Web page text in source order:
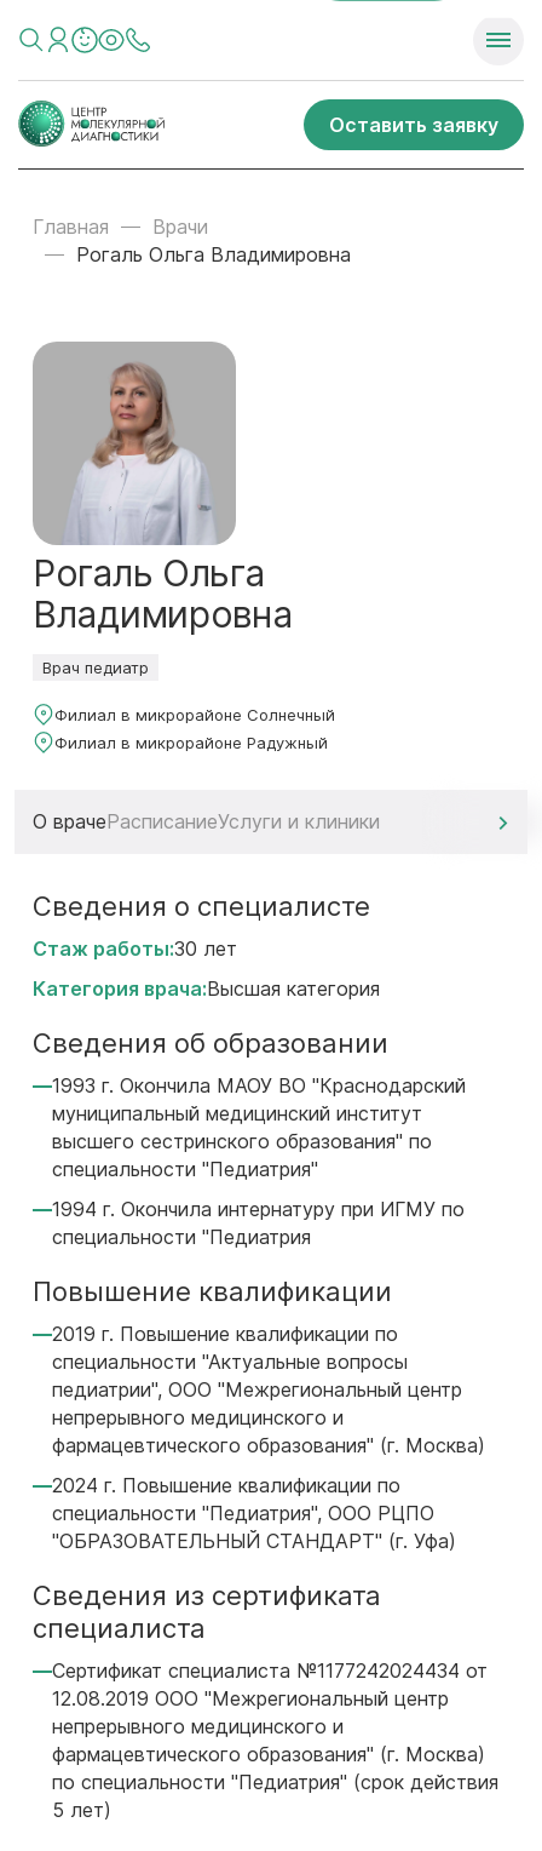
Оставить заявку
Главная
Врачи
Рогаль Ольга Владимировна
Рогаль Ольга
Владимировна
Врач педиатр
Филиал в микрорайоне Солнечный
Филиал в микрорайоне Радужный
О врачеРасписаниеУслуги и клиники
Сведения о специалисте
Стаж работы:30 лет
Категория врача:Высшая категория
Сведения об образовании
1993 г. Окончила МАОУ ВО "Краснодарский
муниципальный медицинский институт
высшего сестринского образования" по
специальности "Педиатрия"
1994 г. Окончила интернатуру при ИГМУ по
специальности "Педиатрия
Повышение квалификации
2019 г. Повышение квалификации по
специальности "Актуальные вопросы
педиатрии", ООО "Межрегиональный центр
непрерывного медицинского и
фармацевтического образования" (г. Москва)
2024 г. Повышение квалификации по
специальности "Педиатрия", ООО РЦПО
"ОБРАЗОВАТЕЛЬНЫЙ СТАНДАРТ" (г. Уфа)
Сведения из сертификата
специалиста
Сертификат специалиста №1177242024434 от
12.08.2019 ООО "Межрегиональный центр
непрерывного медицинского и
фармацевтического образования" (г. Москва)
по специальности "Педиатрия" (срок действия
5 лет)